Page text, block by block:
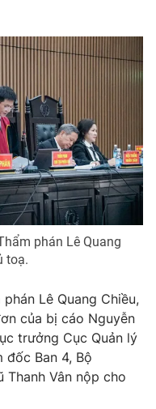
video
thao
sản
Việt
mình bằng AI
phán Lê Quang
toạ.
Lê Quang Chiều,
của bị cáo Nguyễn
trưởng Cục Quản lý
đốc Ban 4, Bộ
Thanh Vân nộp cho